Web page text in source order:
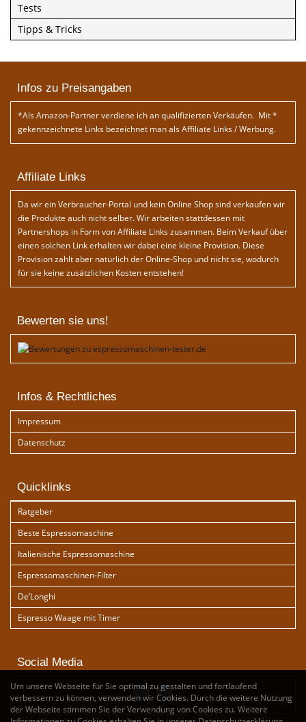
Tests
Tipps & Tricks
Infos zu Preisangaben
*Als Amazon-Partner verdiene ich an qualifizierten Verkäufen. Mit *
gekennzeichnete Links bezeichnet man als Affiliate Links / Werbung.
Affiliate Links
Da wir ein Verbraucher-Portal und kein Online Shop sind verkaufen wir
die Produkte auch nicht selber. Wir arbeiten stattdessen mit
Partnershops in Form von Affiliate Links zusammen. Beim Verkauf über
einen solchen Link erhalten wir dabei eine kleine Provision. Diese
Provision zahlt aber natürlich der Online-Shop und nicht sie, wodurch
für sie keine zusätzlichen Kosten entstehen!
Bewerten sie uns!
Infos & Rechtliches
Impressum
Datenschutz
Quicklinks
Ratgeber
Beste Espressomaschine
Italienische Espressomaschine
Espressomaschinen-Filter
De’Longhi
Espresso Waage mit Timer
Social Media
Um unsere Webseite für Sie optimal zu gestalten und fortlaufend
verbessern zu können, verwenden wir Cookies. Durch die weitere Nutzung
der Webseite stimmen Sie der Verwendung von Cookies zu. Weitere